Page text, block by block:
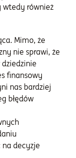
wtedy również
Mimo, że
nie sprawi, że
finansowy
nas bardziej
błędów
decyzje